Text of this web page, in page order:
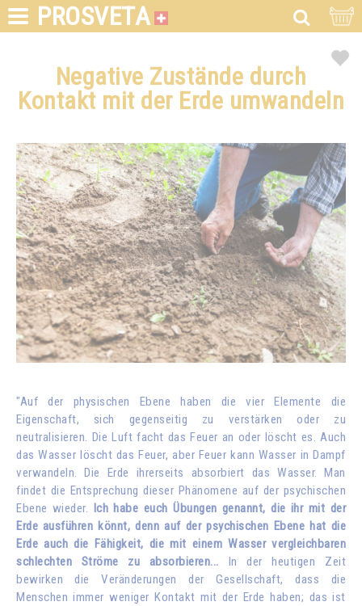
PROSVETA
Negative Zustände durch
Kontakt mit der Erde umwandeln
"Auf der physischen Ebene haben die vier Elemente die
Eigenschaft, sich gegenseitig zu verstärken oder zu
neutralisieren. Die Luft facht das Feuer an oder löscht es. Auch
das Wasser löscht das Feuer, aber Feuer kann Wasser in Dampf
verwandeln. Die Erde ihrerseits absorbiert das Wasser. Man
findet die Entsprechung dieser Phänomene auf der psychischen
Ebene wieder.
Ich habe euch Übungen genannt, die ihr mit der
Erde ausführen könnt, denn auf der psychischen Ebene hat die
Erde auch die Fähigkeit, die mit einem Wasser vergleichbaren
schlechten Ströme zu absorbieren... In der heutigen Zeit
bewirken die Veränderungen der Gesellschaft, dass die
Menschen immer weniger Kontakt mit der Erde haben; das ist